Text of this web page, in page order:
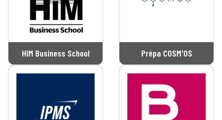
HIM Business School Prépa COSM'OS